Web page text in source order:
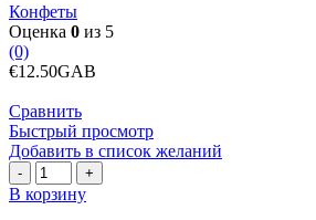
Конфеты
Оценка 0 из 5
(0)
€12.50GAB
Сравнить
Быстрый просмотр
Добавить в список желаний
Количество
товара
Арахис
В корзину